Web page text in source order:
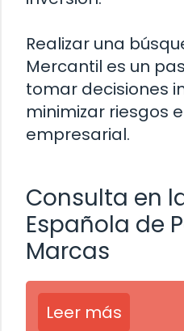
Realizar una
Mercantil es un
tomar decisiones
minimizar riesgos
empresarial.
Consulta en
Española de
Marcas
Leer más